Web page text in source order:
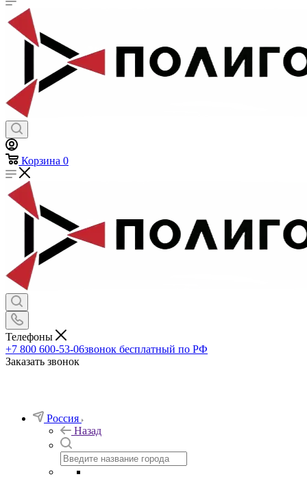
Корзина 0
Телефоны
+7 800 600-53-06звонок бесплатный по РФ
Заказать звонок
Россия
Назад